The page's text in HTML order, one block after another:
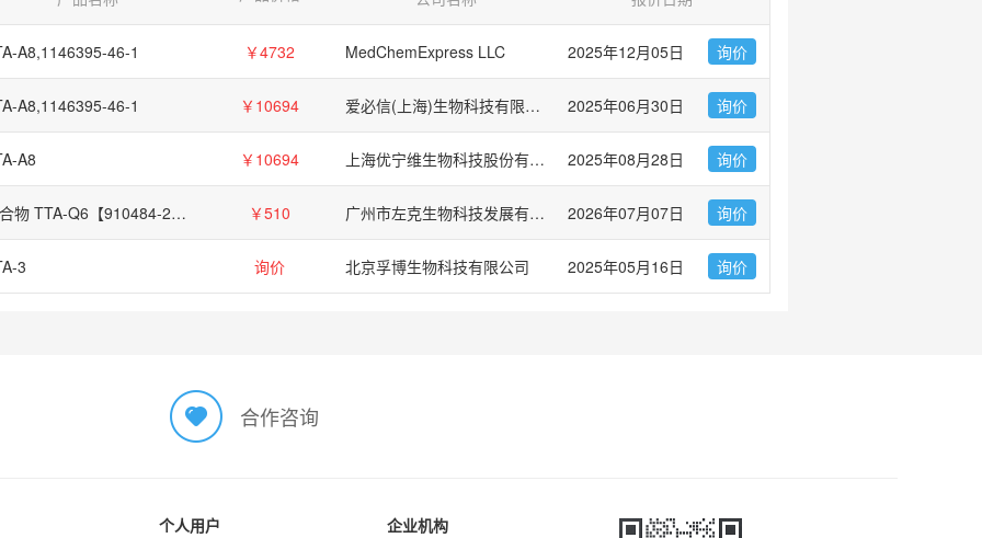
A8,1146395-46-1 ￥4732 MedChemExpress LLC 2025年12月05日 询价
A8,1146395-46-1 ￥10694 爱必信(上海)生物科技有限公司 2025年06月30日 询价
A8 ￥10694 上海优宁维生物科技股份有限公司 2025年08月28日 询价
化合物 TTA-Q6【910484-28-5】 ￥510 广州市左克生物科技发展有限公司 2026年07月07日 询价
3 询价 北京孚博生物科技有限公司 2025年05月16日 询价
合作咨询
个人用户 企业机构